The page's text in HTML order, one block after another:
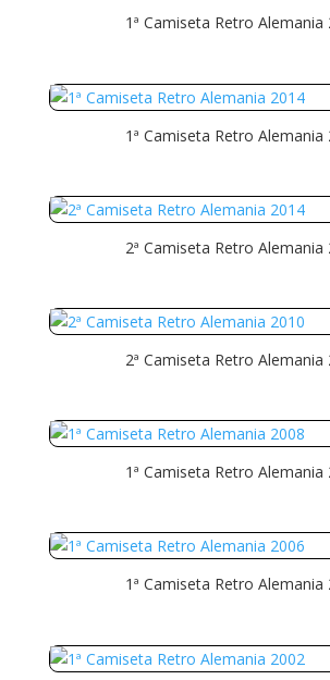
1ª Camiseta Retro Alemania
1ª Camiseta Retro Alemania
2ª Camiseta Retro Alemania
2ª Camiseta Retro Alemania
1ª Camiseta Retro Alemania
1ª Camiseta Retro Alemania